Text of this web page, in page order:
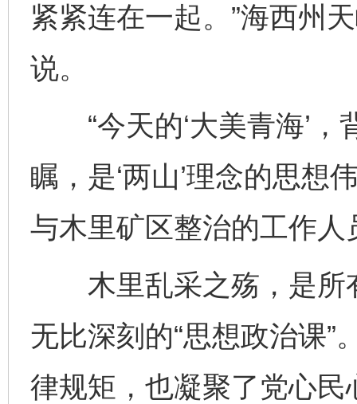
紧紧连在一起。”海西州
说。
“今天的‘大美青海’，
瞩，是‘两山’理念的思想
与木里矿区整治的工作人
木里乱采之殇，是所
无比深刻的“思想政治课
律规矩，也凝聚了党心民